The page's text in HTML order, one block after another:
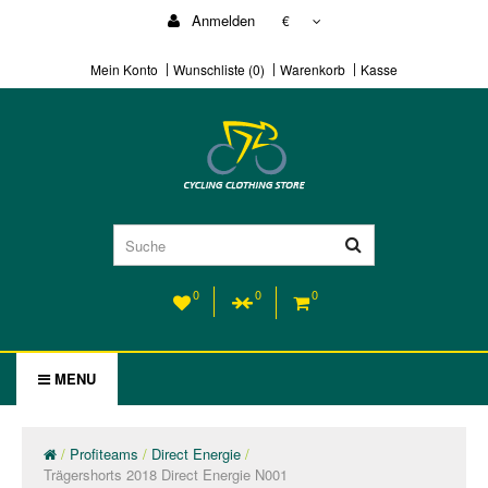
Anmelden €
Mein Konto Wunschliste (0) Warenkorb Kasse
0 0 0
MENU
Profiteams
Direct Energie
Trägershorts 2018 Direct Energie N001